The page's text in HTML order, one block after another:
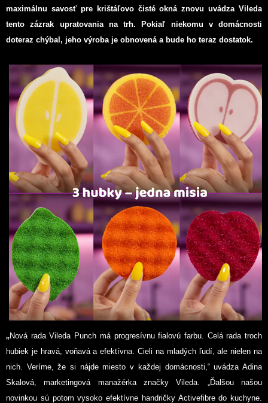
maximálnu savosť pre krištáľovo čisté okná znovu uvádza Vileda
tento zázrak upratovania na trh. Pokiaľ niekomu v domácnosti
doteraz chýbal, jeho výroba je obnovená a bude ho teraz dostatok.
„Nová rada Vileda Punch má progresívnu fialovú farbu. Celá rada troch
hubiek je hravá, voňavá a efektívna. Cieli na mladých ľudí, ale nielen na
nich. Veríme, že si nájde miesto v každej domácnosti,“uvádza Adina
Skalová, marketingová manažérka značky Vileda. „Ďalšou našou
novinkou sú potom vysoko efektívne handričky Activefibre do kuchyne.